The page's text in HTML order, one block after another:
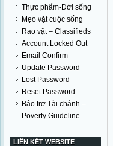
Thực phẩm-Đời sống
Mẹo vặt cuộc sống
Rao vặt – Classifieds
Account Locked Out
Email Confirm
Update Password
Lost Password
Reset Password
Bảo trợ Tài chánh –
Poverty Guideline
LIÊN KẾT WEBSITE